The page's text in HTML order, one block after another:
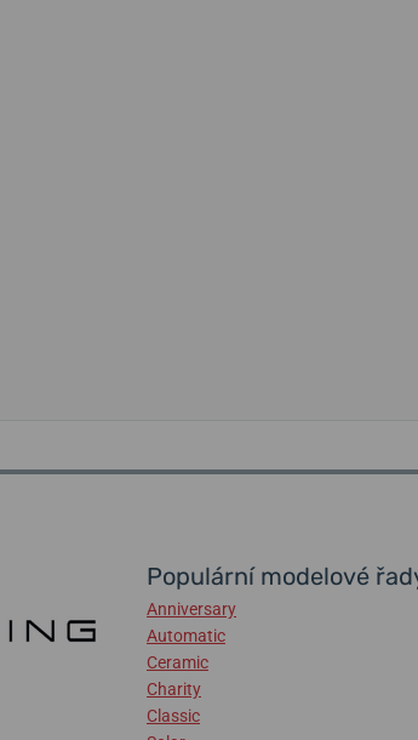
Populární modelové
Anniversary
Automatic
Ceramic
Charity
Classic